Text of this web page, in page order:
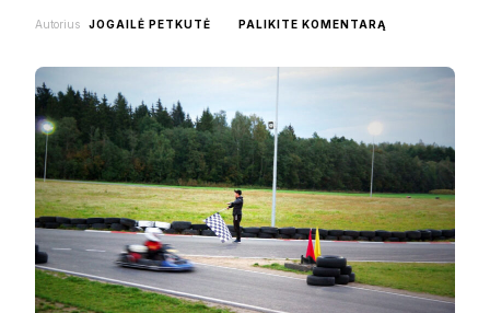
Autorius JOGAILĖ PETKUTĖ PALIKITE KOMENTARĄ